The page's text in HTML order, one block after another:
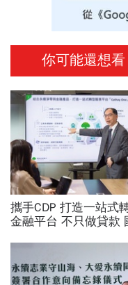
你可能還想看
攜手CDP 打造一站式轉型
金融平台 不只做貸款 國泰